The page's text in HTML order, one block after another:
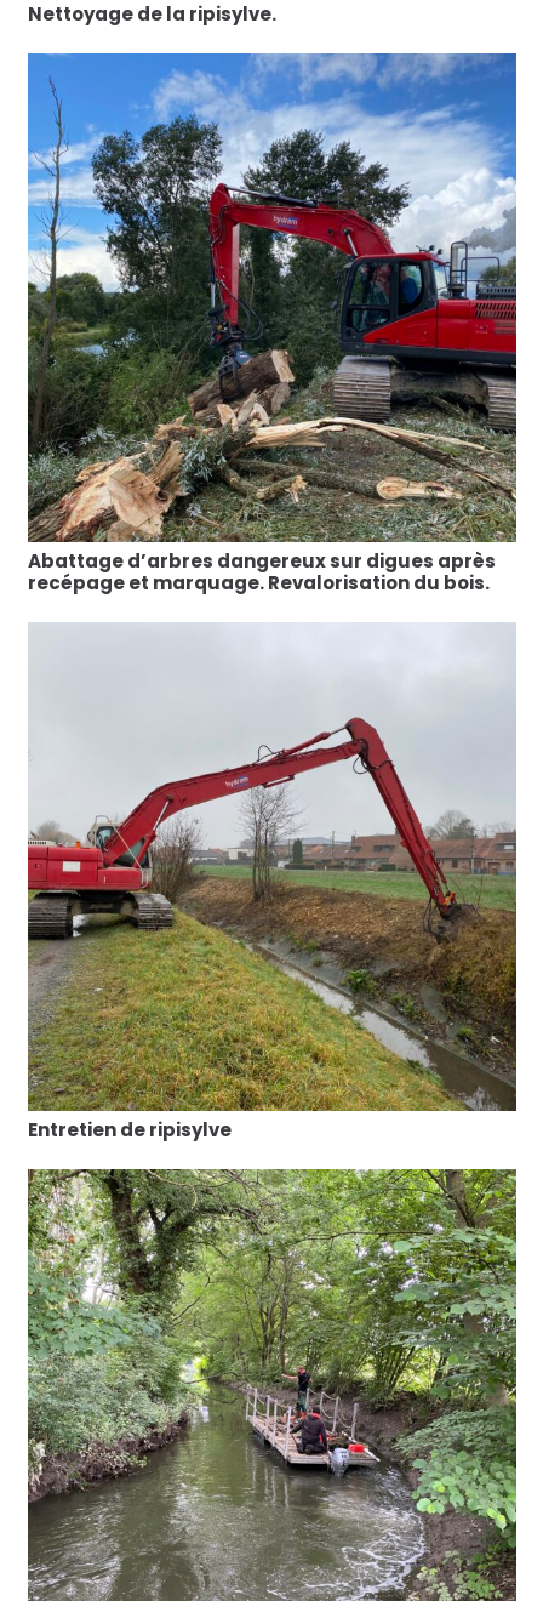
Nettoyage de la ripisylve.
Abattage d’arbres dangereux sur digues après
recépage et marquage. Revalorisation du bois.
Entretien de ripisylve